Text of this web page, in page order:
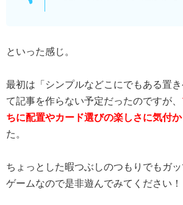
といった感じ。
最初は「シンプルなどこにでもある置
て記事を作らない予定だったのですが、
ちに配置やカード選びの楽しさに気付
た。
ちょっとした暇つぶしのつもりでもガ
ゲームなので是非遊んでみてください！